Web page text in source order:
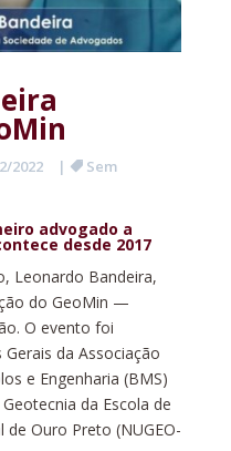
2022 |
Sem
advogado a
desde 2017
Leonardo Bandeira,
do GeoMin —
O evento foi
da Associação
e Engenharia (BMS)
da Escola de
de Ouro Preto (NUGEO-